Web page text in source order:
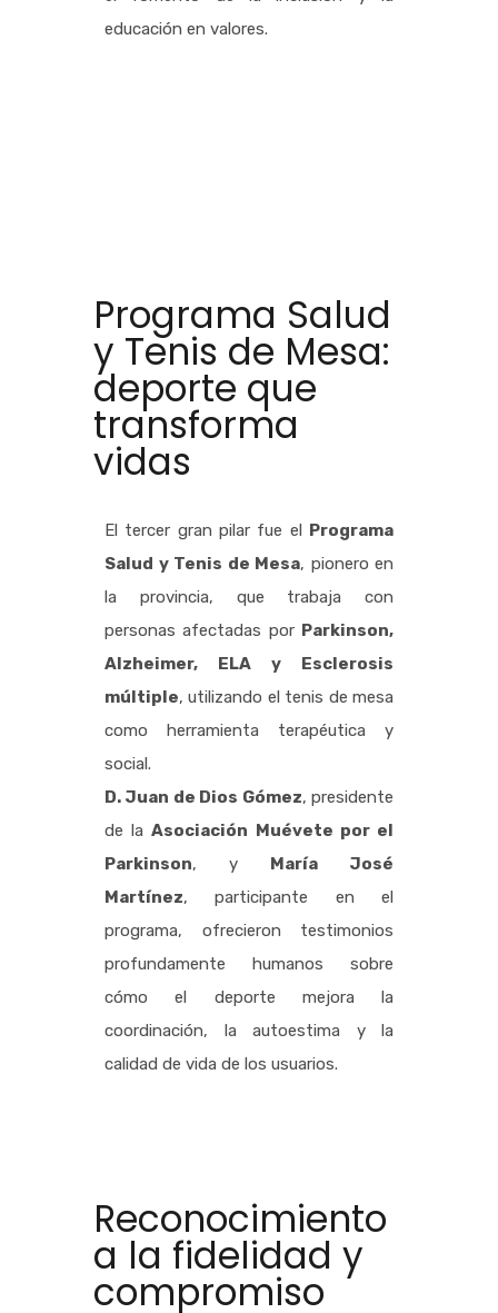
educación en valores.
Programa Salud
y Tenis de Mesa:
deporte que
transforma
vidas
El tercer gran pilar fue el Programa
Salud y Tenis de Mesa, pionero en
la provincia, que trabaja con
personas afectadas por Parkinson,
Alzheimer, ELA y Esclerosis
múltiple, utilizando el tenis de mesa
como herramienta terapéutica y
social.
D. Juan de Dios Gómez, presidente
de laAsociación Muévete por el
Parkinson, y María José
Martínez, participante en el
programa, ofrecieron testimonios
profundamente humanos sobre
cómo el deporte mejora la
coordinación, la autoestima y la
calidad de vida de los usuarios.
Reconocimiento
a la fidelidad y
compromiso